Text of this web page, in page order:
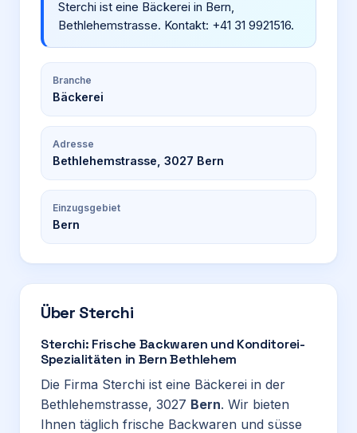
Sterchi ist eine Bäckerei in Bern,
Bethlehemstrasse. Kontakt: +41 31 9921516.
Branche
Bäckerei
Adresse
Bethlehemstrasse, 3027 Bern
Einzugsgebiet
Bern
Über Sterchi
Sterchi: Frische Backwaren und Konditorei-
Spezialitäten in Bern Bethlehem
Die Firma Sterchi ist eine Bäckerei in der
Bethlehemstrasse, 3027 Bern. Wir bieten
Ihnen täglich frische Backwaren und süsse